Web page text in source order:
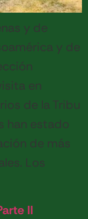
y de
y de
en
de la Tribu
han estado
de más
Los
II